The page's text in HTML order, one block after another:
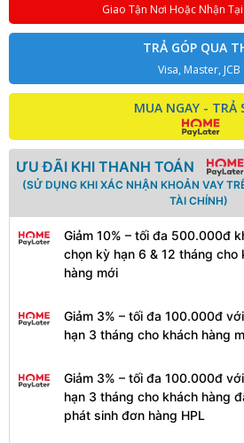
Giao Tận Nơi Hoặc Nhận
TRẢ GÓP QUA
Visa, Master, JCB
MUA NGAY - TRẢ
ƯU ĐÃI KHI THANH TOÁN
(SỬ DỤNG KHI XÁC NHẬN KHOẢN VAY
TÀI CHÍNH)
Giảm 10% – tối đa 500.000đ
chọn kỳ hạn 6 & 12 tháng cho
hàng mới
Giảm 3% – tối đa 100.000đ
hạn 3 tháng cho khách hàng
Giảm 3% – tối đa 100.000đ
hạn 3 tháng cho khách hàng
phát sinh đơn hàng HPL